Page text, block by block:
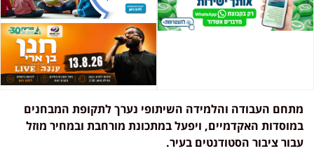
מתחם העבודה והלמידה השיתופי נערך לתקופת המבחנים
במוסדות האקדמיים, ויפעל במתכונת מורחבת ובמחיר מוזל
עבור ציבור הסטודנטים בעיר.